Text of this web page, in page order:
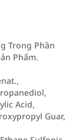
Trong Phần
Phẩm.
Acid,
Guar,